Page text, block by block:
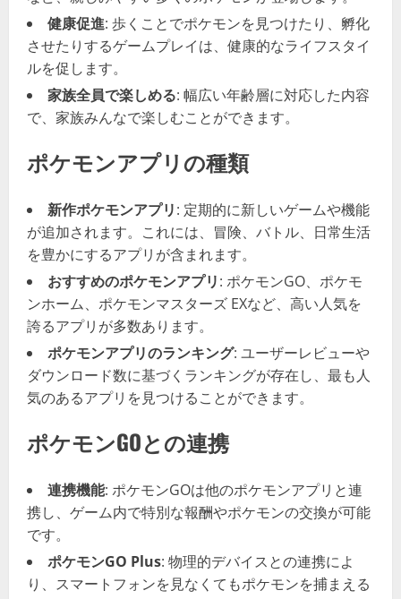
健康促進: 歩くことでポケモンを見つけたり、孵化
させたりするゲームプレイは、健康的なライフスタイ
ルを促します。
家族全員で楽しめる: 幅広い年齢層に対応した内容
で、家族みんなで楽しむことができます。
ポケモンアプリの種類
新作ポケモンアプリ: 定期的に新しいゲームや機能
が追加されます。これには、冒険、バトル、日常生活
を豊かにするアプリが含まれます。
おすすめのポケモンアプリ: ポケモンGO、ポケモ
ンホーム、ポケモンマスターズ EXなど、高い人気を
誇るアプリが多数あります。
ポケモンアプリのランキング: ユーザーレビューや
ダウンロード数に基づくランキングが存在し、最も人
気のあるアプリを見つけることができます。
ポケモンGOとの連携
連携機能: ポケモンGOは他のポケモンアプリと連
携し、ゲーム内で特別な報酬やポケモンの交換が可能
です。
ポケモンGO Plus: 物理的デバイスとの連携によ
り、スマートフォンを見なくてもポケモンを捕まえる